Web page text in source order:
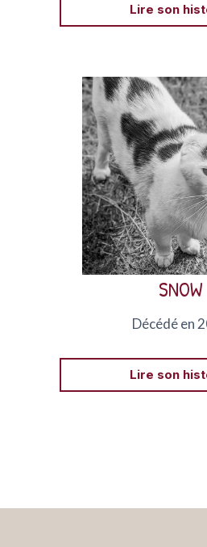
Lire son
SNOW
Décédé en
Snow était un chat d’une
le
Snow a été emporté par
Lire son